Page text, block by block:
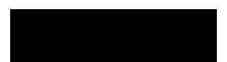
SUBSCRIBE